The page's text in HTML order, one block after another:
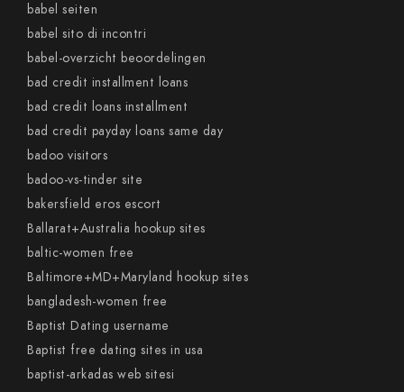
babel seiten
babel sito di incontri
babel-overzicht beoordelingen
bad credit installment loans
bad credit loans installment
bad credit payday loans same day
badoo visitors
badoo-vs-tinder site
bakersfield eros escort
Ballarat+Australia hookup sites
baltic-women free
Baltimore+MD+Maryland hookup sites
bangladesh-women free
Baptist Dating username
Baptist free dating sites in usa
baptist-arkadas web sitesi